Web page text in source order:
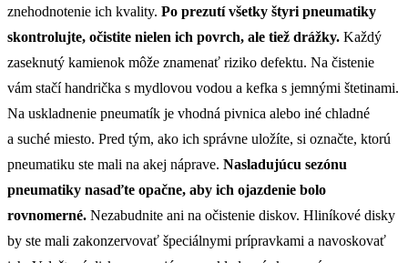
znehodnotenie ich kvality. Po prezutí všetky štyri pneumatiky
skontrolujte, očistite nielen ich povrch, ale tiež drážky. Každý
zaseknutý kamienok môže znamenať riziko defektu. Na čistenie
vám stačí handrička s mydlovou vodou a kefka s jemnými štetinami.
Na uskladnenie pneumatík je vhodná pivnica alebo iné chladné
a suché miesto. Pred tým, ako ich správne uložíte, si označte, ktorú
pneumatiku ste mali na akej náprave. Nasladujúcu sezónu
pneumatiky nasaďte opačne, aby ich ojazdenie bolo
rovnomerné. Nezabudnite ani na očistenie diskov. Hliníkové disky
by ste mali zakonzervovať špeciálnymi prípravkami a navoskovať